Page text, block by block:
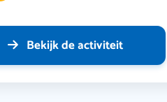
Bekijk de activiteit